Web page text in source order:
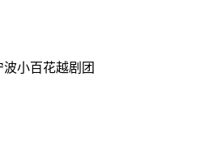
小百花越剧团